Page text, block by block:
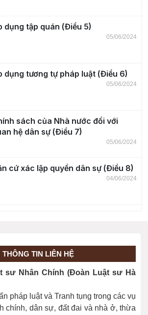
dụng tập quán (Điều 5)
05/06/2024
dụng tương tự pháp luật (Điều 6)
05/06/2024
sách của Nhà nước đối với
hệ dân sự (Điều 7)
05/06/2024
cứ xác lập quyền dân sự (Điều 8)
04/06/2024
hạn việc thực hiện quyền dân sự
10)
THÔNG TIN LIÊN HỆ
sư Nhân Chính (Đoàn Luật sư Hà
pháp luật và Tranh tụng trong các vụ
chính, dân sự, đất đai và nhà ở, thừa